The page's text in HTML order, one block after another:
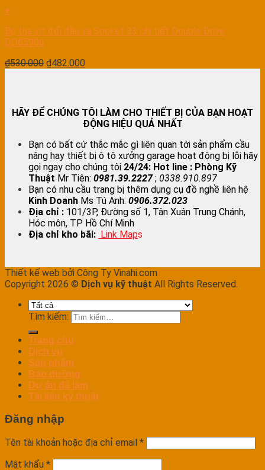
+
Bộ tua vít đổi đầu và Socket 33 chi tiết Double Drive
DD65906
₫530.000 ₫482.000
HÃY ĐỂ CHÚNG TÔI LÀM CHO THIẾT BỊ CỦA BẠN HOẠT
ĐỘNG HIỆU QUẢ NHẤT
Bạn có bất cứ thắc mắc gì liên quan tới sản phẩm cầu
nâng hay thiết bị ô tô xưởng garage hoạt động bị lỗi hãy
gọi ngay cho chúng tôi 24/24: Hot line : Phòng Kỹ
Thuật Mr Tiên: 0981.39.2227; 0338.910.897
Bạn có nhu cầu trang bị thêm dụng cụ đồ nghề liên hệ
Kinh Doanh Ms Tú Anh: 0906.372.023
Địa chỉ : 101/3P, Đường số 1, Tân Xuân Trung Chánh,
Hóc môn, TP Hồ Chí Minh
Địa chỉ kho bãi: Link Maps
Thiết kế web bởi Công Ty Vinahi.com
Copyright 2026 © Dịch vụ kỹ thuật All Rights Reserved.
Tìm kiếm:
Trang chủ
Dịch vụ
Sản phẩm
Bảo dưỡng
Dự án đã làm
Tài liệu kỹ thuật
Đăng nhập
Tên tài khoản hoặc địa chỉ email *
Mật khẩu *